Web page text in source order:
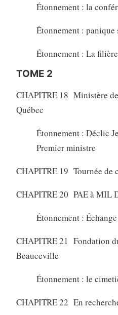
Étonnement : la
Étonnement : panique
Étonnement : La
TOME 2
CHAPITRE 18 Ministère
Québec
Étonnement : Déclic
Premier ministre
CHAPITRE 19 Tournée de
CHAPITRE 20 PAE à MIL
Étonnement : Échange
CHAPITRE 21 Fondation
Beauceville
Étonnement : le
CHAPITRE 22 En